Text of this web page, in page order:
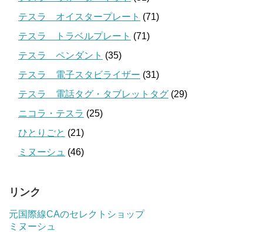
テスラ オイスタープレート (71)
テスラ トラベルプレート (71)
テスラ ペンダント (35)
テスラ 電子スタビライザー (31)
テスラ 電話タグ・タブレットタグ (29)
ニコラ・テスラ (25)
ひとりごと (21)
ミヌーシュ (46)
リンク
元国際線CAのセレクトショップ
ミヌーシュ